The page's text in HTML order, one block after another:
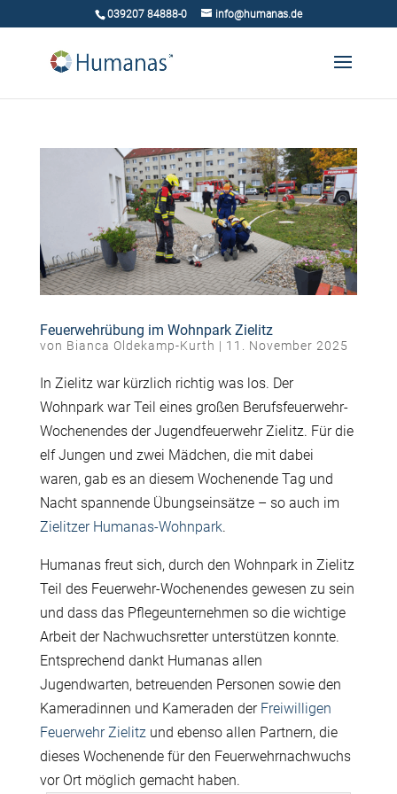
039207 84888-0 info@humanas.de
Feuerwehrübung im Wohnpark Zielitz
von Bianca Oldekamp-Kurth | 11. November 2025
In Zielitz war kürzlich richtig was los. Der
Wohnpark war Teil eines großen Berufsfeuerwehr-
Wochenendes der Jugendfeuerwehr Zielitz. Für die
elf Jungen und zwei Mädchen, die mit dabei
waren, gab es an diesem Wochenende Tag und
Nacht spannende Übungseinsätze – so auch im
Zielitzer Humanas-Wohnpark.
Humanas freut sich, durch den Wohnpark in Zielitz
Teil des Feuerwehr-Wochenendes gewesen zu sein
und dass das Pflegeunternehmen so die wichtige
Arbeit der Nachwuchsretter unterstützen konnte.
Entsprechend dankt Humanas allen
Jugendwarten, betreuenden Personen sowie den
Kameradinnen und Kameraden der Freiwilligen
Feuerwehr Zielitz und ebenso allen Partnern, die
dieses Wochenende für den Feuerwehrnachwuchs
vor Ort möglich gemacht haben.